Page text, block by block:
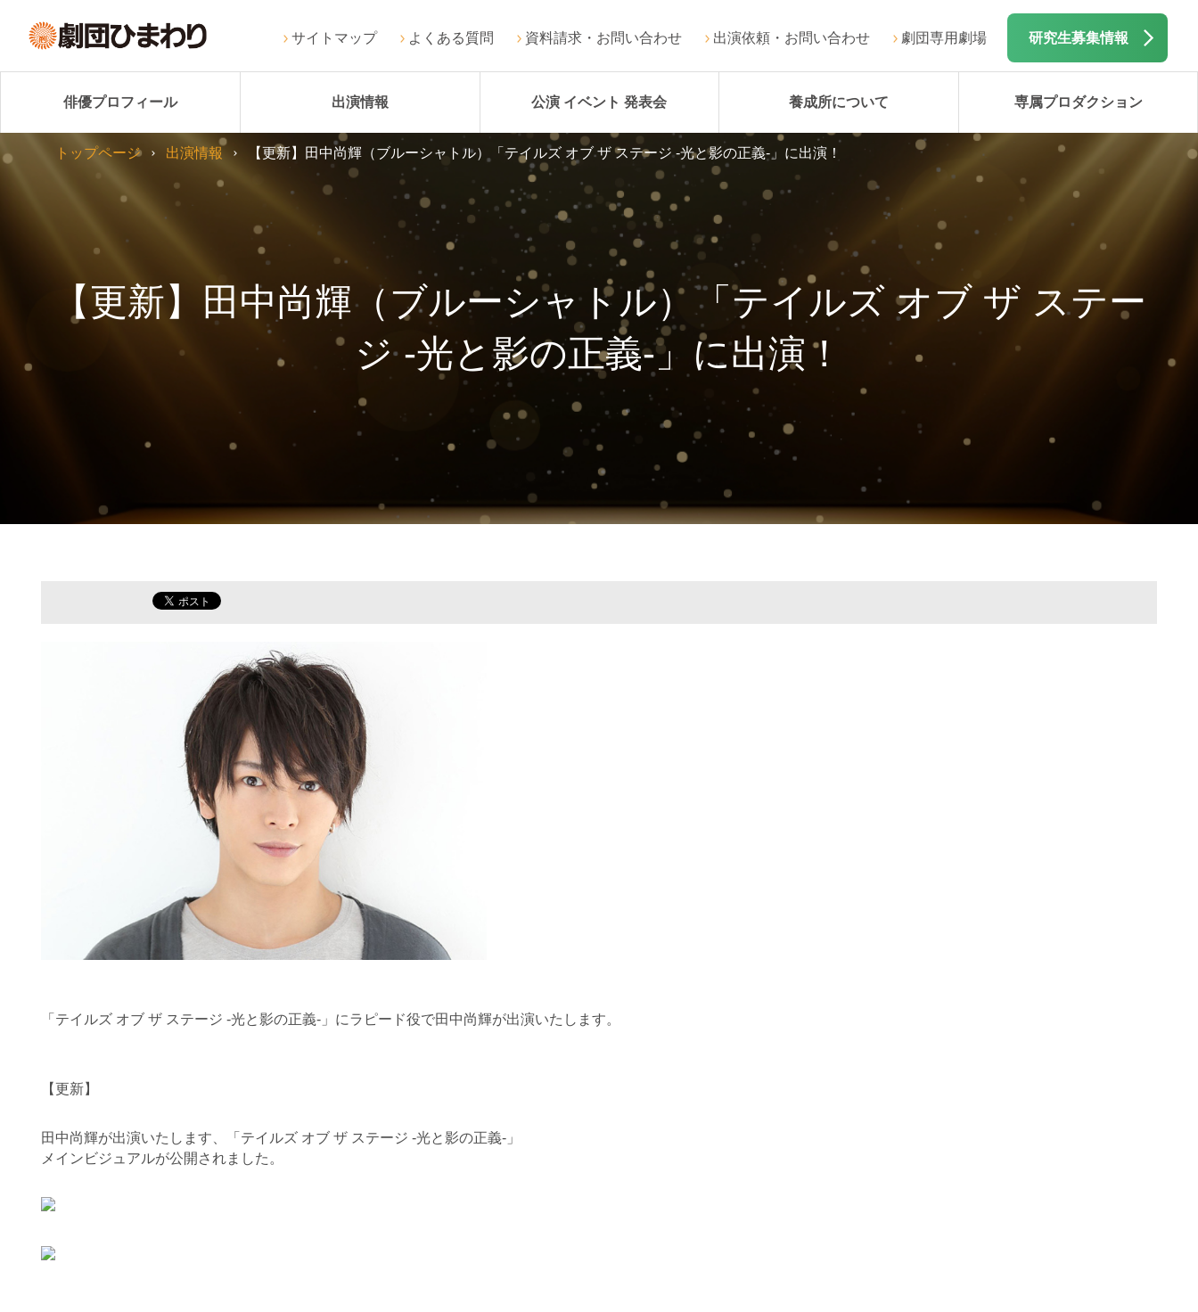
サイトマップ よくある質問 資料請求・お問い合わせ 出演依頼・お問い合わせ 劇団専用劇場 研究生募集情報
俳優プロフィール 出演情報 公演 イベント 発表会 養成所について 専属プロダクション
【更新】田中尚輝（ブルーシャトル）「テイルズ オブ ザ ステー
ジ -光と影の正義-」に出演！
トップページ 出演情報 【更新】田中尚輝（ブルーシャトル）「テイルズ オブ ザ ステージ -光と影の正義-」に出演！
「テイルズ オブ ザ ステージ -光と影の正義-」にラピード役で田中尚輝が出演いたします。
【更新】
田中尚輝が出演いたします、「テイルズ オブ ザ ステージ -光と影の正義-」
メインビジュアルが公開されました。